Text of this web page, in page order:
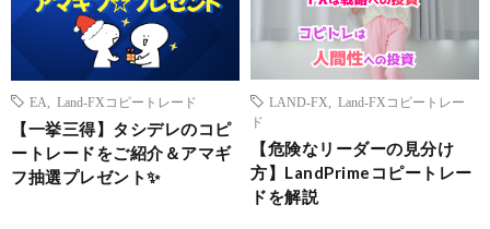
EA Land-FXコピートレード
【一挙三得】タシデレのコピ
ートレードをご紹介＆アマギ
フ抽選プレゼント✨
LAND-FX
Land-FXコピートレー
ド
【危険なリーダーの見分け
方】LandPrimeコピートレー
ドを解説